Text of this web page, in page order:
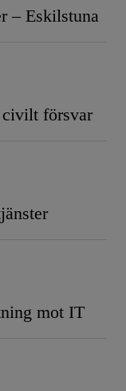
– Eskilstuna
försvar
mot IT